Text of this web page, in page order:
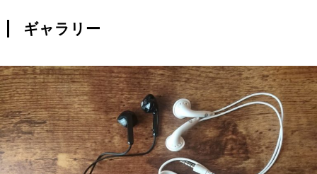
ギャラリー